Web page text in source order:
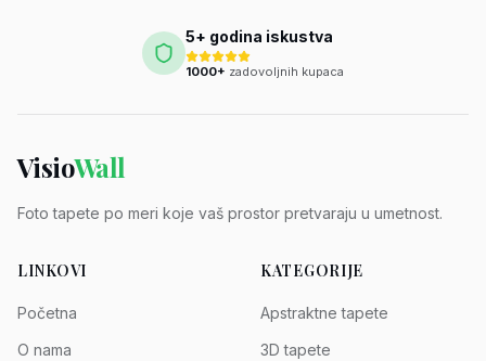
5+ godina iskustva
1000+ zadovoljnih kupaca
VisioWall
Foto tapete po meri koje vaš prostor pretvaraju u umetnost.
LINKOVI
Početna
O nama
KATEGORIJE
Apstraktne tapete
3D tapete